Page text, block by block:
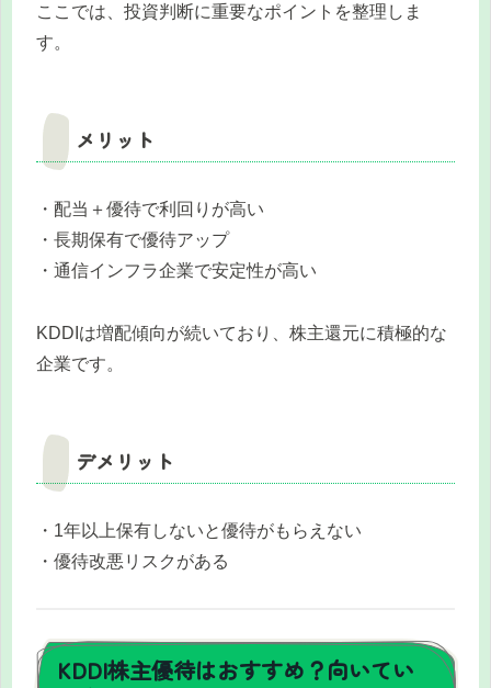
ここでは、投資判断に重要なポイントを整理しま
す。
メリット
・配当＋優待で利回りが高い
・長期保有で優待アップ
・通信インフラ企業で安定性が高い
KDDIは増配傾向が続いており、株主還元に積極的な
企業です。
デメリット
・1年以上保有しないと優待がもらえない
・優待改悪リスクがある
KDDI株主優待はおすすめ？向いてい